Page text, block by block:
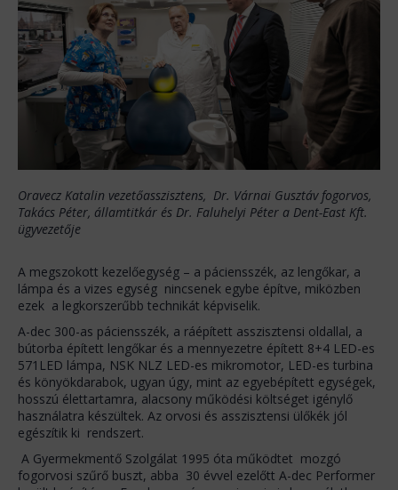
Oravecz Katalin vezetőasszisztens, Dr. Várnai Gusztáv fogorvos,
Takács Péter, államtitkár és Dr. Faluhelyi Péter a Dent-East Kft.
ügyvezetője
A megszokott kezelőegység – a páciensszék, az lengőkar, a
lámpa és a vizes egység nincsenek egybe építve, miközben
ezek a legkorszerűbb technikát képviselik.
A-dec 300-as páciensszék, a ráépített asszisztensi oldallal, a
bútorba épített lengőkar és a mennyezetre épített 8+4 LED-es
571LED lámpa, NSK NLZ LED-es mikromotor, LED-es turbina
és könyökdarabok, ugyan úgy, mint az egyebépített egységek,
hosszú élettartamra, alacsony működési költséget igénylő
használatra készültek. Az orvosi és asszisztensi ülőkék jól
egészítik ki rendszert.
A Gyermekmentő Szolgálat 1995 óta működtet mozgó
fogorvosi szűrő buszt, abba 30 évvel ezelőtt A-dec Performer